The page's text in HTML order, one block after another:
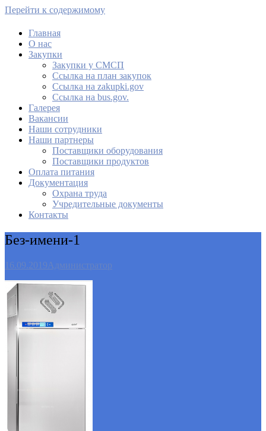
Перейти к содержимому
МАУ Комбинат питания
Главная
О нас
Закупки
Закупки у СМСП
Cсылка на план закупок
Cсылка на zakupki.gov
Ссылка на bus.gov.
Галерея
Вакансии
Наши сотрудники
Наши партнеры
Поставщики оборудования
Поставщики продуктов
Оплата питания
Документация
Охрана труда
Учредительные документы
Контакты
Без-имени-1
16.09.2019 Администратор